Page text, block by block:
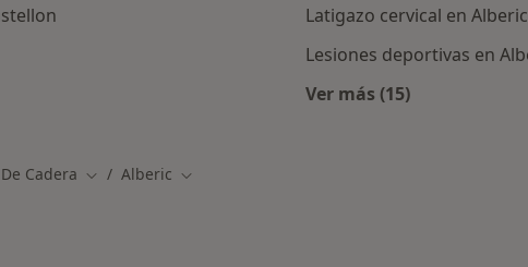
Latigazo cervical en Alberic
Lesiones deportivas en
Ver más (15)
Cadera Cambiar de ciudad
Alberic Cambiar de ciudad